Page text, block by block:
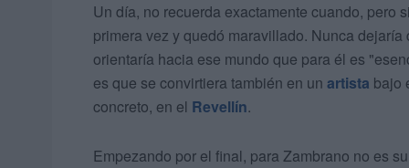
Un día, no recuerda exactamente cuando, pero
primera vez y quedó maravillado. Nunca
orientaría hacia ese mundo que para él es
es que se convirtiera también en un artista bajo
concreto, en el Revellín.
Empezando por el final, para Zambrano no es